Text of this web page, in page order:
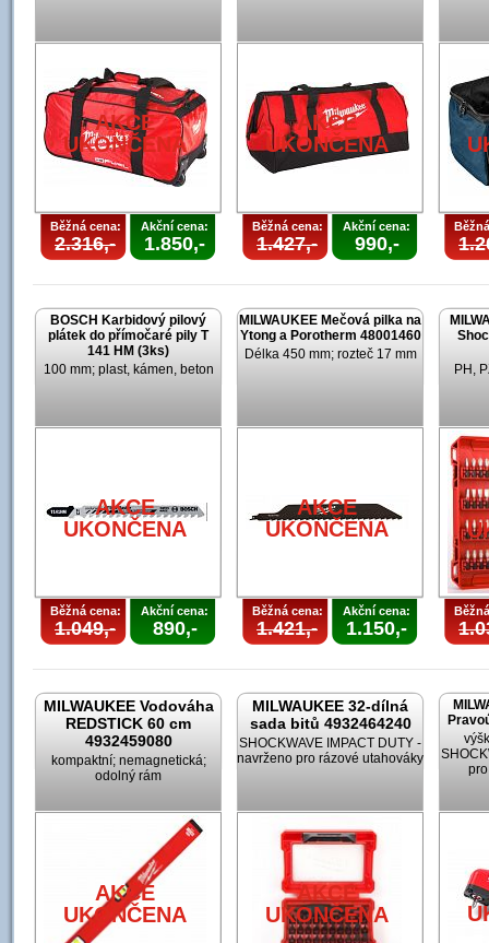
AKCE
UKONČENA
Běžná cena:
2.316,-
Akční cena:
1.850,-
AKCE
UKONČENA
Běžná cena:
1.427,-
Akční cena:
990,-
BOSCH Karbidový pilový
plátek do přímočaré pily T
141 HM (3ks)
100 mm; plast, kámen, beton
AKCE
UKONČENA
Běžná cena:
1.049,-
Akční cena:
890,-
MILWAUKEE Mečová pilka na
Ytong a Porotherm 48001460
Délka 450 mm; rozteč 17 mm
AKCE
UKONČENA
Běžná cena:
1.421,-
Akční cena:
1.150,-
PH,
MILWAUKEE Vodováha
REDSTICK 60 cm
4932459080
kompaktní; nemagnetická;
odolný rám
AKCE
UKONČENA
MILWAUKEE 32-dílná
sada bitů 4932464240
SHOCKWAVE IMPACT DUTY -
navrženo pro rázové utahováky
AKCE
UKONČENA